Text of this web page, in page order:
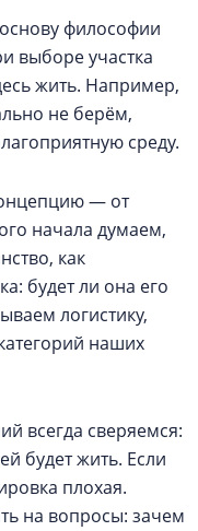
философии
выборе участка
жить. Например,
не берём,
среду.
— от
начала думаем,
как
будет ли она его
логистику,
наших
всегда сверяемся:
будет жить. Если
плохая.
на вопросы: зачем